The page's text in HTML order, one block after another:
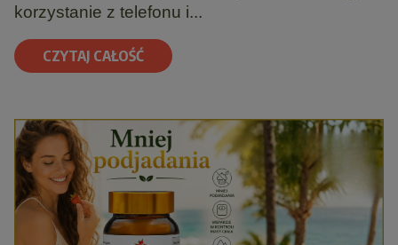
korzystanie z telefonu i...
CZYTAJ CAŁOŚĆ